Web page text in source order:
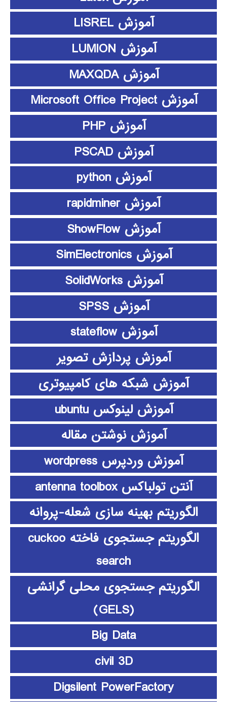
آموزش LISREL
آموزش LUMION
آموزش MAXQDA
آموزش Microsoft Office Project
آموزش PHP
آموزش PSCAD
آموزش python
آموزش rapidminer
آموزش ShowFlow
آموزش SimElectronics
آموزش SolidWorks
آموزش SPSS
آموزش stateflow
آموزش پردازش تصویر
آموزش شبکه های کامپیوتری
آموزش لینوکس ubuntu
آموزش نوشتن مقاله
آموزش وردپرس wordpress
آنتن تولباکس antenna toolbox
الگوریتم بهینه سازی شعله-پروانه
الگوریتم جستجوی فاخته cuckoo
search
الگوریتم جستجوی محلی گرانشی
(GELS)
Big Data
civil 3D
Digsilent PowerFactory